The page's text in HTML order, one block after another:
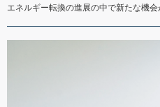
エネルギー転換の進展の中で新たな機